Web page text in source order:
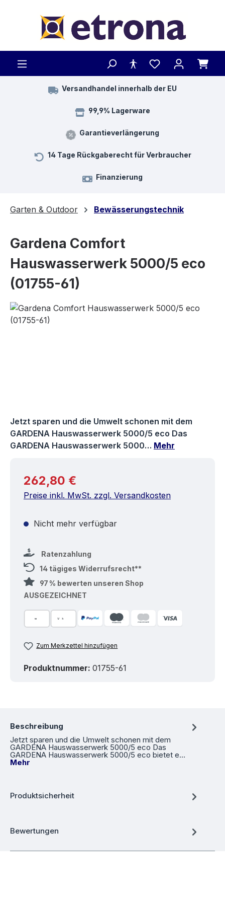
Versandhandel innerhalb der EU
99,9% Lagerware
Garantieverlängerung
14 Tage Rückgaberecht für Verbraucher
Finanzierung
Garten & Outdoor Bewässerungstechnik
Gardena Comfort
Hauswasserwerk 5000/5 eco
(01755-61)
Bildergalerie überspringen
Jetzt sparen und die Umwelt schonen mit dem
GARDENA Hauswasserwerk 5000/5 eco Das
GARDENA Hauswasserwerk 5000… Mehr
Regulärer Preis:
262,80 €
Preise inkl. MwSt. zzgl. Versandkosten
Nicht mehr verfügbar
Ratenzahlung
14 tägiges Widerrufsrecht**
97 % bewerten unseren Shop
AUSGEZEICHNET
Zum Merkzettel hinzufügen
Produktnummer: 01755-61
Beschreibung
Jetzt sparen und die Umwelt schonen mit dem
GARDENA Hauswasserwerk 5000/5 eco Das
GARDENA Hauswasserwerk 5000/5 eco bietet e…
Mehr
Produktsicherheit
Bewertungen